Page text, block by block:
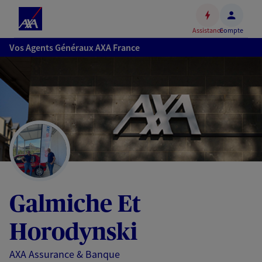
Accéder
au
Accéder
au
pied
de
page
AssistanceCompte
Vos Agents Généraux AXA France
Galmiche Et
Horodynski
AXA Assurance & Banque